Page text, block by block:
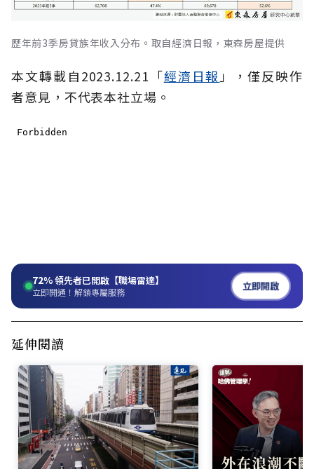
歷年前3季房貸族年收入分布。取自經濟日報，東森房屋提供
本文轉載自2023.12.21「經濟日報」，僅反映作
者意見，不代表本社立場。
72%領先者已開啟【職場雷達】
立即開通！解鎖專屬服務 立即開啟
延伸閱讀